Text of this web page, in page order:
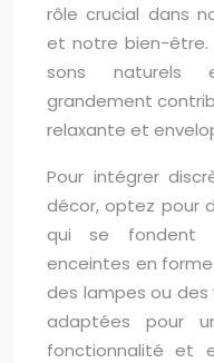
rôle crucial dans
et notre bien-être.
sons naturels
grandement
relaxante et
Pour intégrer
décor, optez pour
qui se fondent
enceintes en
des lampes ou
adaptées pour
fonctionnalité et